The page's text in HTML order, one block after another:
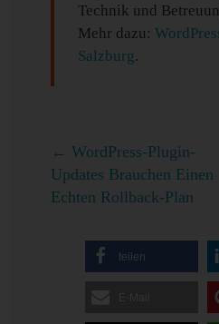
Technik und
Mehr dazu:
Salzburg.
←WordPress-Plugin-
Updates Brauchen Einen
Echten Rollback-Plan
teilen